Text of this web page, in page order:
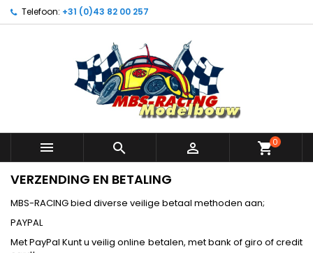
Telefoon: +31 (0)43 82 00 257
   shopping_cart0
VERZENDING EN BETALING
MBS-RACING bied diverse veilige betaal methoden aan;
PAYPAL
Met PayPal Kunt u veilig online betalen, met bank of giro of credit